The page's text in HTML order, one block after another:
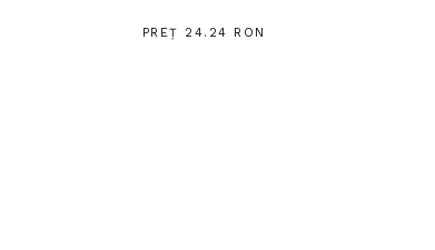
PREȚ 24.24 RON